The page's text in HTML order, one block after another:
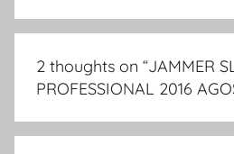
2 thoughts on “JAMMER
PROFESSIONAL 2016